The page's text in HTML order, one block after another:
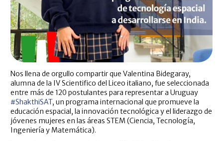
Nos llena de orgullo compartir que Valentina Bidegaray,
alumna de la IV Scientifico del Liceo italiano, fue seleccionada
entre más de 120 postulantes para representar a Uruguay
#ShakthiSAT, un programa internacional que promueve la
educación espacial, la innovación tecnológica y el liderazgo de
jóvenes mujeres en las áreas STEM (Ciencia, Tecnología,
Ingeniería y Matemática).